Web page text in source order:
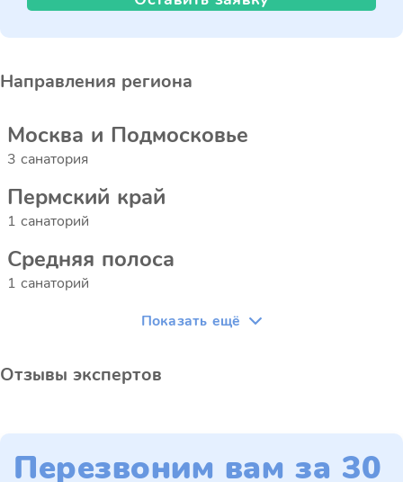
Направления региона
Москва и Подмосковье
3 санатория
Пермский край
1 санаторий
Средняя полоса
1 санаторий
Показать ещё
Отзывы экспертов
Перезвоним вам за 30